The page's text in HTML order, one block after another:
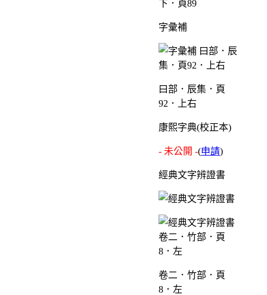
下．頁89
字彙補
曰部．辰集．頁
92．上右
康熙字典(校正本)
- 未公開 -(申請)
經典文字辨證書
卷二．竹部．頁
8．左